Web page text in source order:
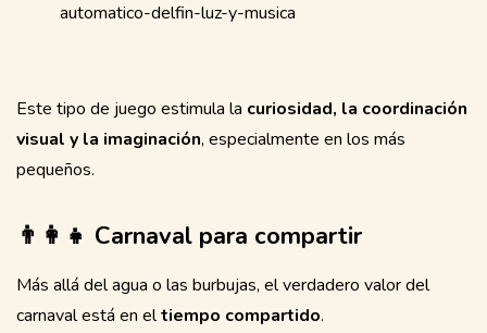
automatico-delfin-luz-y-musica
Este tipo de juego estimula la curiosidad, la coordinación
visual y la imaginación, especialmente en los más
pequeños.
👨‍👩‍👧 Carnaval para compartir
Más allá del agua o las burbujas, el verdadero valor del
carnaval está en eltiempo compartido.